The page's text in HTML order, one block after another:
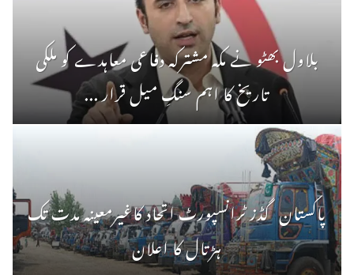
بلاول بھٹو نے مکہ مشترکہ دفاعی معاہدے کو ملکی
تاریخ کا اہم سنگِ میل قرار ...
پاکستان گڈز ٹرانسپورٹ اتحاد کاغیرمعینہ مدت تک
ہڑتال کا اعلان